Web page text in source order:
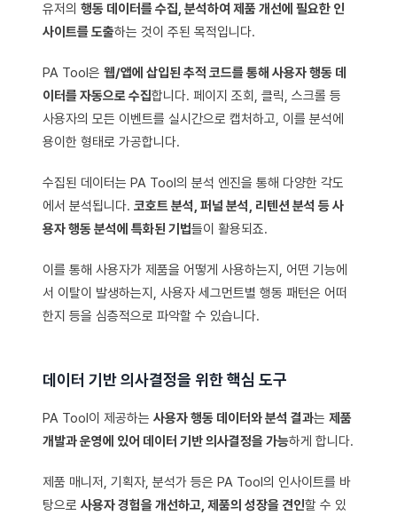
유저의 행동 데이터를 수집, 분석하여 제품 개선에 필요한 인
사이트를 도출하는 것이 주된 목적입니다.
PA Tool은 웹/앱에 삽입된 추적 코드를 통해 사용자 행동 데
이터를 자동으로 수집합니다. 페이지 조회, 클릭, 스크롤 등
사용자의 모든 이벤트를 실시간으로 캡처하고, 이를 분석에
용이한 형태로 가공합니다.
수집된 데이터는 PA Tool의 분석 엔진을 통해 다양한 각도
에서 분석됩니다. 코호트 분석, 퍼널 분석, 리텐션 분석 등 사
용자 행동 분석에 특화된 기법들이 활용되죠.
이를 통해 사용자가 제품을 어떻게 사용하는지, 어떤 기능에
서 이탈이 발생하는지, 사용자 세그먼트별 행동 패턴은 어떠
한지 등을 심층적으로 파악할 수 있습니다.
데이터 기반 의사결정을 위한 핵심 도구
PA Tool이 제공하는 사용자 행동 데이터와 분석 결과는 제품
개발과 운영에 있어 데이터 기반 의사결정을 가능하게 합니다.
제품 매니저, 기획자, 분석가 등은 PA Tool의 인사이트를 바
탕으로 사용자 경험을 개선하고, 제품의 성장을 견인할 수 있